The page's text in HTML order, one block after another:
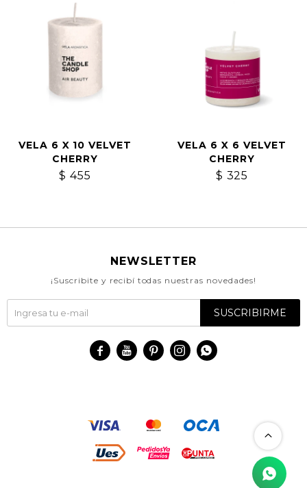
VELA 6 X 10 VELVET
CHERRY
$ 455
VELA 6 X 6 VELVET
CHERRY
$ 325
NEWSLETTER
¡Suscribite y recibí todas nuestras novedades!
SUSCRIBIRME
    